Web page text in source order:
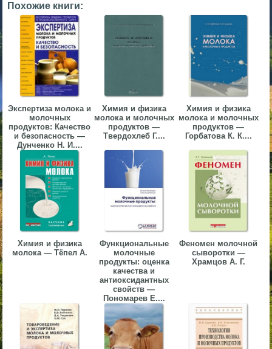
Похожие книги:
Экспертиза молока и
молочных
продуктов: Качество
и безопасность —
Дунченко Н. И....
Химия и физика
молока и молочных
продуктов —
Твердохлеб Г....
Химия и физика
молока и молочных
продуктов —
Горбатова К. К....
Химия и физика
молока — Тёпел А.
Функциональные
молочные
продукты: оценка
качества и
антиоксидантных
свойств —
Пономарев Е....
Феномен молочной
сыворотки —
Храмцов А. Г.
▼
▼
▼